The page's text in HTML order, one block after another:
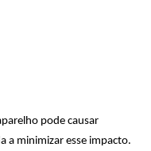
pode causar
a minimizar esse impacto.